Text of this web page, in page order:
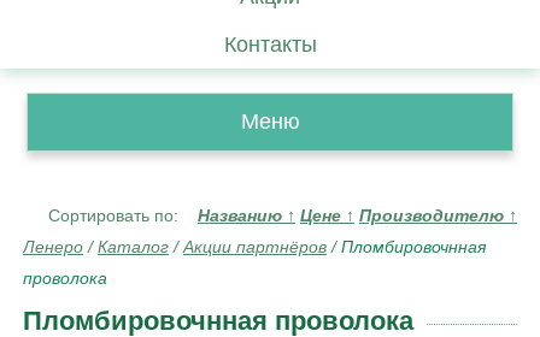
Контакты
Меню
Сортировать по: Названию ↑ Цене ↑ Производителю ↑
Ленеро /Каталог /Акции партнёров /Пломбировочнная
проволока
Пломбировочнная проволока